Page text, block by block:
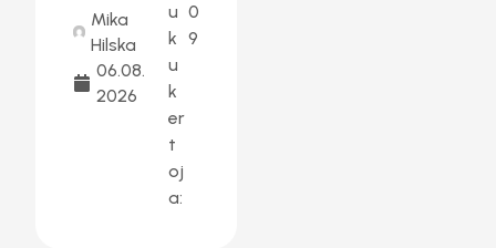
Mika
Hilska
06.08.
2026
u
k
u
k
er
t
oj
a:
0
9